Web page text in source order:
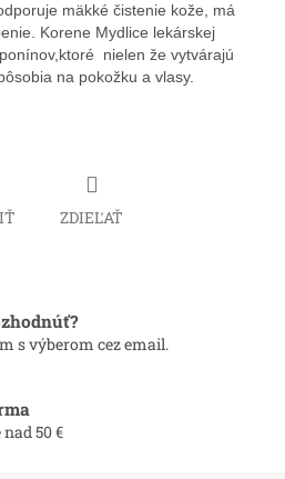
mäkké čistenie kože, má
Korene Mydlice lekárskej
nielen že vytvárajú
na pokožku a vlasy.
ZDIEĽAŤ
s výberom cez email.
50 €